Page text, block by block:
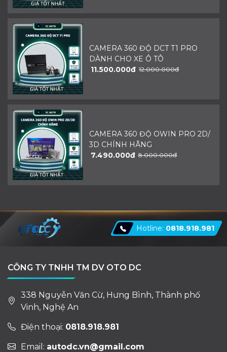
CAMERA 360 ĐỘ DCT T1 PRO
DÀNH CHO XE Ô TÔ
11.500.000đ 12.000.000đ
CAMERA 360 ĐỘ OWIN PRO 2D/
3D CHÍNH HÃNG
7.490.000đ 8.000.000đ
Hotline: 0818.918.981
CÔNG TY TNHH TM DV OTO DC
338 Nguyễn Văn Cừ, Hưng Bình, Thành phố
Vinh, Nghệ An
Điện thoại: 0818.918.981
Email: autodc.vn@gmail.com